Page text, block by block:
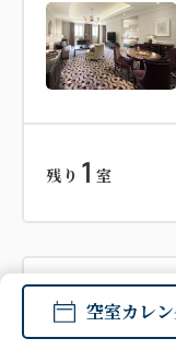
空室カレ
残り 1 室
禁煙 ツイン